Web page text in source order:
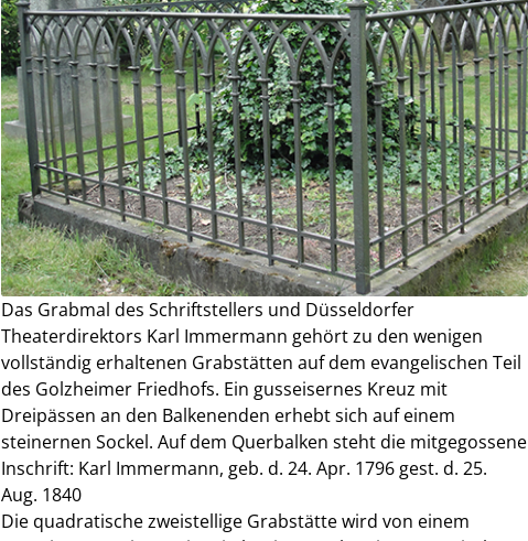
Das Grabmal des Schriftstellers und Düsseldorfer
Theaterdirektors Karl Immermann gehört zu den wenigen
vollständig erhaltenen Grabstätten auf dem evangelischen Teil
des Golzheimer Friedhofs. Ein gusseisernes Kreuz mit
Dreipässen an den Balkenenden erhebt sich auf einem
steinernen Sockel. Auf dem Querbalken steht die mitgegossene
Inschrift: Karl Immermann, geb. d. 24. Apr. 1796 gest. d. 25.
Aug. 1840
Die quadratische zweistellige Grabstätte wird von einem